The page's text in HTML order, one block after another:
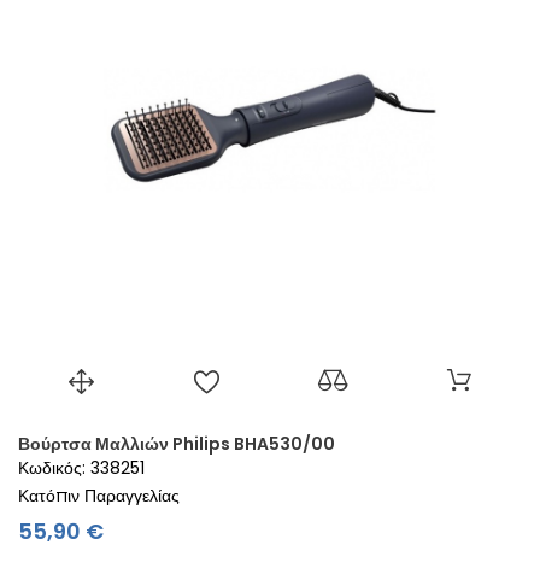
Βούρτσα Μαλλιών Philips BHA530/00
Κωδικός: 338251
Κατόπιν Παραγγελίας
55,90 €Τιμή